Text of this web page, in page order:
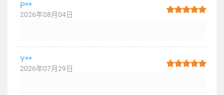
P**
2026年08月04日
Y**
2026年07月29日